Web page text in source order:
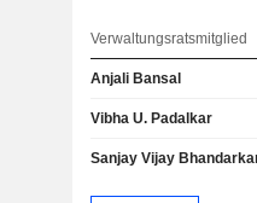
Verwaltungsratsmitglied
Anjali Bansal
Vibha U. Padalkar
Sanjay Vijay